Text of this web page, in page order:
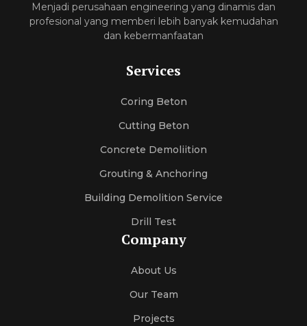
Menjadi perusahaan engineering yang dinamis dan
profesional yang memberi lebih banyak kemudahan
dan kebermanfaatan
Services
Coring Beton
Cutting Beton
Concrete Demoliition
Grouting & Anchoring
Building Demolition Service
Drill Test
Company
About Us
Our Team
Projects